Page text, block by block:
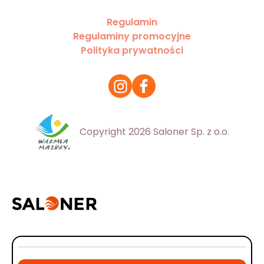
Regulamin
Regulaminy promocyjne
Polityka prywatności
Copyright 2026 Saloner Sp. z o.o.